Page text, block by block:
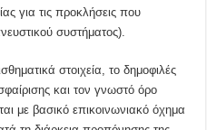
για τις προκλήσεις που
συστήματος).
στοιχεία, το δημοφιλές
και τον γνωστό όρο
με βασικό επικοινωνιακό όχημα